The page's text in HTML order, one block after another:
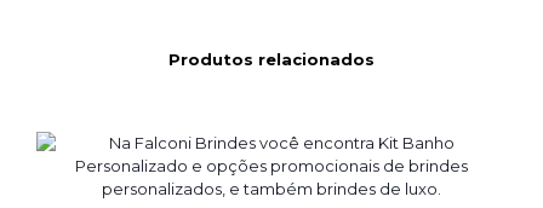
Produtos relacionados